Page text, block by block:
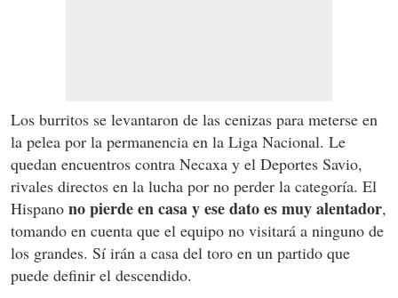
Los burritos se levantaron de las cenizas para meterse en
la pelea por la permanencia en la Liga Nacional. Le
quedan encuentros contra Necaxa y el Deportes Savio,
rivales directos en la lucha por no perder la categoría. El
Hispano no pierde en casa y ese dato es muy alentador,
tomando en cuenta que el equipo no visitará a ninguno de
los grandes. Sí irán a casa del toro en un partido que
puede definir el descendido.